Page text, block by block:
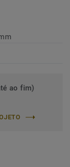
ao fim)